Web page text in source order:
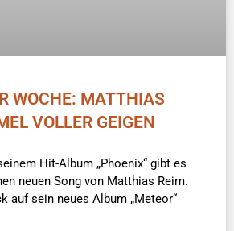
WOCHE: MATTHIAS
VOLLER GEIGEN
Hit-Album „Phoenix“ gibt es
neuen Song von Matthias Reim.
auf sein neues Album „Meteor“